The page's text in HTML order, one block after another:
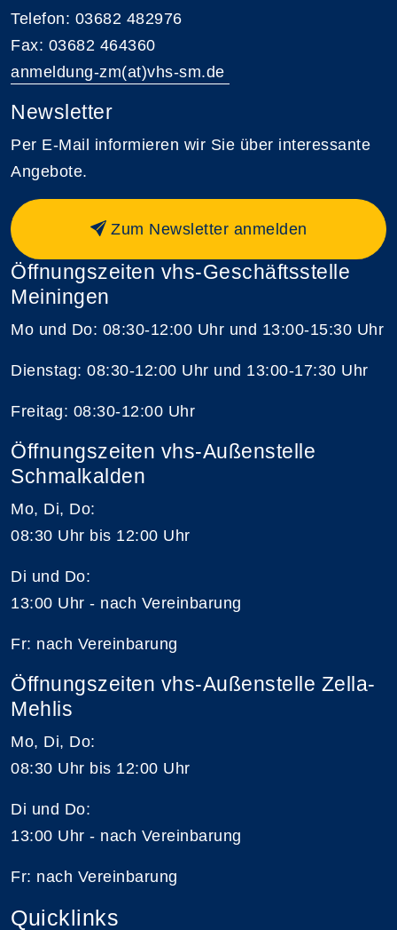
Telefon: 03682 482976
Fax: 03682 464360
anmeldung-zm(at)vhs-sm.de
Newsletter
Per E-Mail informieren wir Sie über interessante
Angebote.
Zum Newsletter anmelden
Öffnungszeiten vhs-Geschäftsstelle
Meiningen
Mo und Do: 08:30-12:00 Uhr und 13:00-15:30 Uhr
Dienstag: 08:30-12:00 Uhr und 13:00-17:30 Uhr
Freitag: 08:30-12:00 Uhr
Öffnungszeiten vhs-Außenstelle
Schmalkalden
Mo, Di, Do:
08:30 Uhr bis 12:00 Uhr
Di und Do:
13:00 Uhr - nach Vereinbarung
Fr: nach Vereinbarung
Öffnungszeiten vhs-Außenstelle Zella-
Mehlis
Mo, Di, Do:
08:30 Uhr bis 12:00 Uhr
Di und Do:
13:00 Uhr - nach Vereinbarung
Fr: nach Vereinbarung
Quicklinks